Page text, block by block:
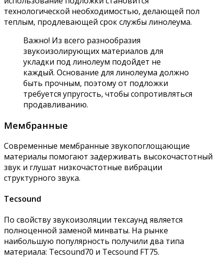
технологической необходимостью, делающей пол
теплым, продлевающей срок службы линолеума.
Важно! Из всего разнообразия
звукоизолирующих материалов для
укладки под линолеум подойдет не
каждый. Основание для линолеума должно
быть прочным, поэтому от подложки
требуется упругость, чтобы сопротивляться
продавливанию.
Мембранные
Современные мембранные звукопоглощающие
материалы помогают задерживать высокочастотный
звук и глушат низкочастотные вибрации
структурного звука.
Tecsound
По свойству звукоизоляции тексаунд является
полноценной заменой минваты. На рынке
наибольшую популярность получили два типа
материала: Tecsound70 и Tecsound FT75.